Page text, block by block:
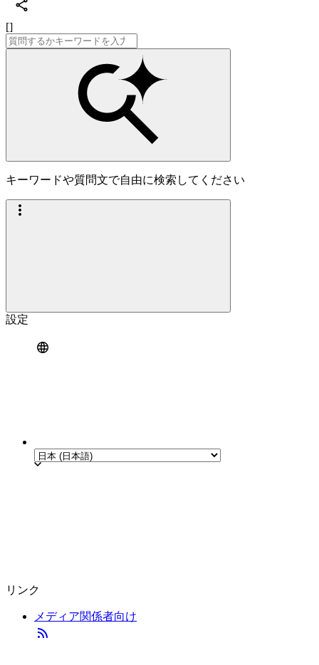
[]
キーワードや質問文で自由に検索してください
設定
リンク
メディア関係者向け